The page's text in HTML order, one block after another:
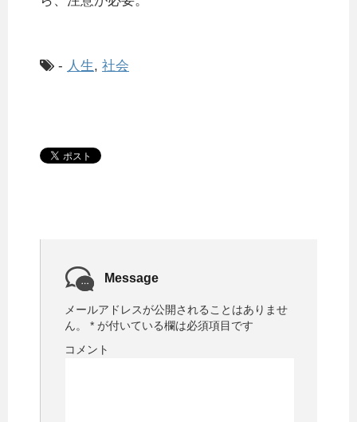
- 人生, 社会
Message
メールアドレスが公開されることはありませ
ん。
* が付いている欄は必須項目です
コメント